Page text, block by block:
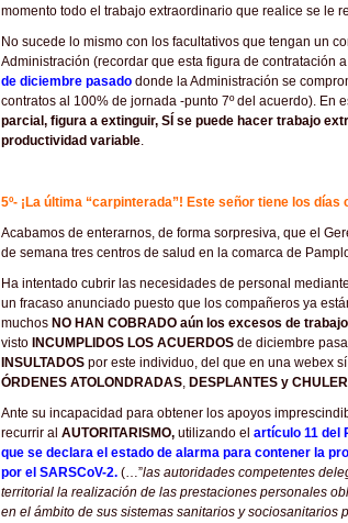
momento todo el trabajo extraordinario que realice se le
No sucede lo mismo con los facultativos que tengan un
Administración (recordar que esta figura de contratación
de diciembre pasado donde la Administración se
contratos al 100% de jornada -punto 7º del acuerdo). En
parcial, figura a extinguir, SÍ se puede hacer trabajo
productividad variable.
5º- ¡La última “carpinterada”! Este señor tiene los
Acabamos de enterarnos, de forma sorpresiva, que el
de semana tres centros de salud en la comarca de
Ha intentado cubrir las necesidades de personal
un fracaso anunciado puesto que los compañeros ya
muchos NO HAN COBRADO aún los excesos de
visto INCUMPLIDOS LOS ACUERDOS de diciembre
INSULTADOS por este individuo, del que en una webex
ÓRDENES ATOLONDRADAS, DESPLANTES y
Ante su incapacidad para obtener los apoyos
recurrir al AUTORITARISMO, utilizando el artículo 11 del
que se declara el estado de alarma para contener la
por el SARSCoV-2. (…”las autoridades competentes
territorial la realización de las prestaciones personales
en el ámbito de sus sistemas sanitarios y sociosanitarios